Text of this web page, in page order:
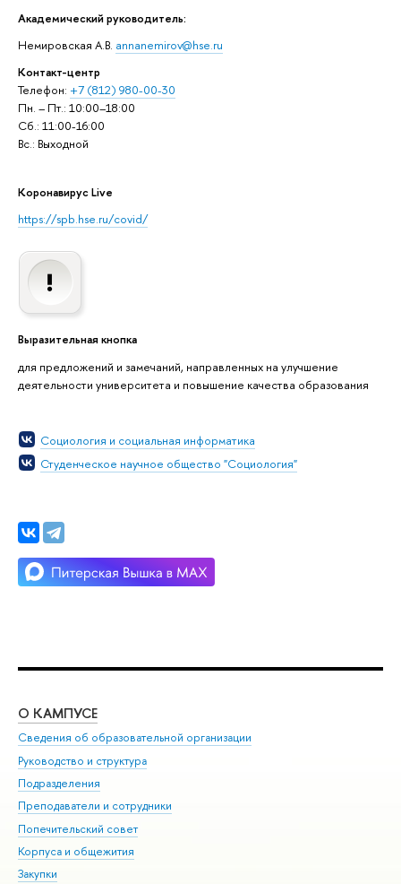
Академический руководитель:
Немировская А.В. annanemirov@hse.ru
Контакт-центр
Телефон: +7 (812) 980-00-30
Пн. – Пт.: 10:00–18:00
Сб.: 11:00-16:00
Вс.: Выходной
Коронавирус Live
https://spb.hse.ru/covid/
Выразительная кнопка
для предложений и замечаний, направленных на улучшение
деятельности университета и повышение качества образования
Социология и социальная информатика
Студенческое научное общество "Социология"
О КАМПУСЕ
Сведения об образовательной организации
Руководство и структура
Подразделения
Преподаватели и сотрудники
Попечительский совет
Корпуса и общежития
Закупки